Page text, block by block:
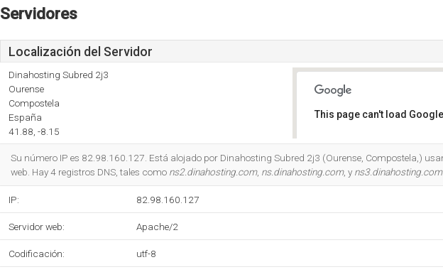
Servidores
Localización del Servidor
Dinahosting Subred 2j3
Ourense
Compostela
España
41.88, -8.15
This page can't load
Su número IP es 82.98.160.127. Está alojado por Dinahosting Subred 2j3 (Ourense, Compostela,)
web. Hay 4 registros DNS, tales como ns2.dinahosting.com, ns.dinahosting.com, y ns3.dinahosting.com.
IP: 82.98.160.127
Servidor web: Apache/2
Codificación: utf-8